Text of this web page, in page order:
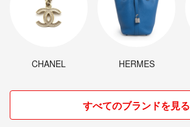
CHANEL HERMES
すべてのブランドを見る